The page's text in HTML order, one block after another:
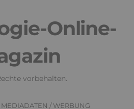
Online-
vorbehalten.
MEDIADATEN / WERBUNG